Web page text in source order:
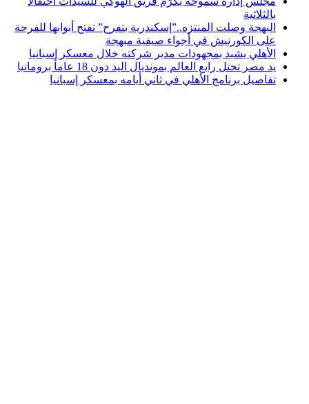
بالثلاثية
البهجة وصلت المنتزه..”إسكندرية بتفرح” تفتح أبوابها للفرحة
على الكورنيش في أجواء صيفية مبهجة
الأهلي يشيد بمجهودات مدير شركته خلال معسكر إسبانيا
يد مصر تحتل رابع العالم بمونديال اليد دون 18 عاماً برومانيا
تفاصيل برنامج الأهلي في ثاني أيامه بمعسكر إسبانيا